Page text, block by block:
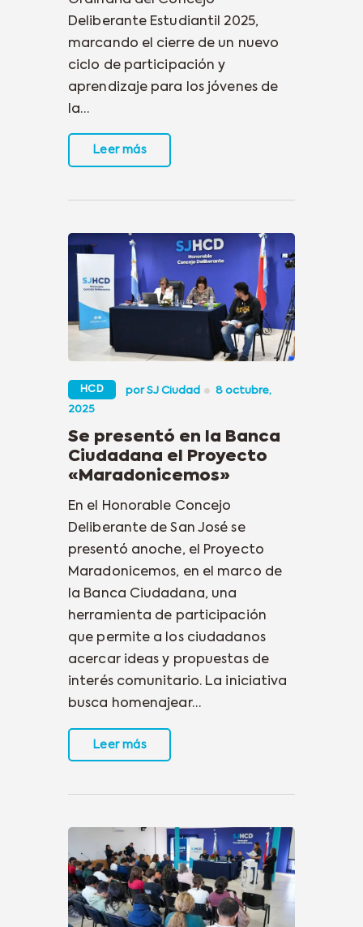
Deliberante Estudiantil 2025,
marcando el cierre de un nuevo
ciclo de participación y
aprendizaje para los jóvenes de
la…
Leer más
HCD porSJ Ciudad
8 octubre,
2025
Se presentó en la Banca
Ciudadana el Proyecto
«Maradonicemos»
En el Honorable Concejo
Deliberante de San José se
presentó anoche, el Proyecto
Maradonicemos, en el marco de
la Banca Ciudadana, una
herramienta de participación
que permite a los ciudadanos
acercar ideas y propuestas de
interés comunitario. La iniciativa
busca homenajear…
Leer más